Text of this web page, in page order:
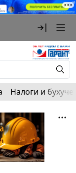
Налоги и